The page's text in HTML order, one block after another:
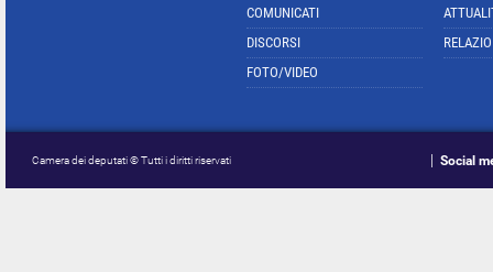
COMUNICATI
DISCORSI
FOTO/VIDEO
Camera dei deputati © Tutti i diritti riservati Social